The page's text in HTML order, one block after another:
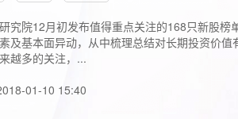
究院12月初发布值得重点关注的168只新股
及基本面异动，从中梳理总结对长期投资价
越多的关注，...
01-10 15:40